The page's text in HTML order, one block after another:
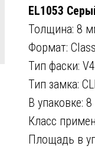
EL1053
Толщина: 8
Формат:
Тип фаски: V4
Тип замка:
В упаковке:
Класс
Площадь в